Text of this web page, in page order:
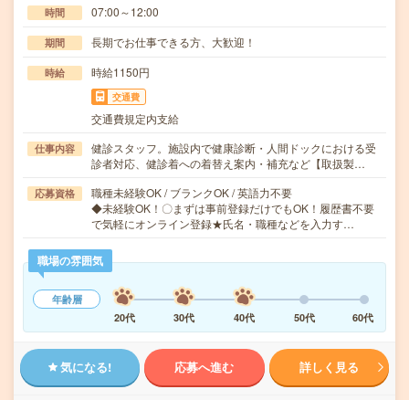
時間 07:00～12:00
期間 長期でお仕事できる方、大歓迎！
時給 時給1150円
交通費
交通費規定内支給
仕事内容
健診スタッフ。施設内で健康診断・人間ドックにおける受
診者対応、健診着への着替え案内・補充など【取扱製…
応募資格
職種未経験OK / ブランクOK / 英語力不要
◆未経験OK！〇まずは事前登録だけでもOK！履歴書不要
で気軽にオンライン登録★氏名・職種などを入力す…
職場の雰囲気
年齢層
20代
30代 40代 50代 60代
気になる! 応募へ進む 詳しく見る